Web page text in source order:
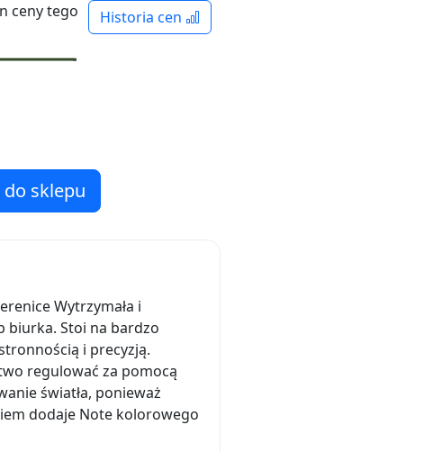
Historia cen
ceny tego
do sklepu
Wytrzymała i
biurka. Stoi na bardzo
i precyzją.
regulować za pomocą
światła, ponieważ
dodaje Note kolorowego